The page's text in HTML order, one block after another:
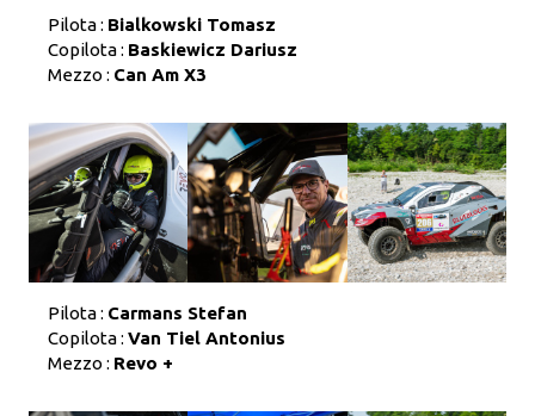
Pilota : Bialkowski Tomasz
Copilota : Baskiewicz Dariusz
Mezzo : Can Am X3
Pilota : Carmans Stefan
Copilota : Van Tiel Antonius
Mezzo : Revo +